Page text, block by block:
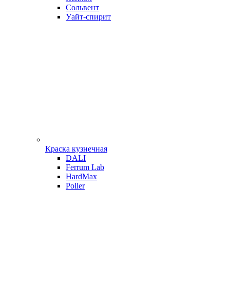
Сольвент
Уайт-спирит
Краска кузнечная
DALI
Ferrum Lab
HardMax
Poller